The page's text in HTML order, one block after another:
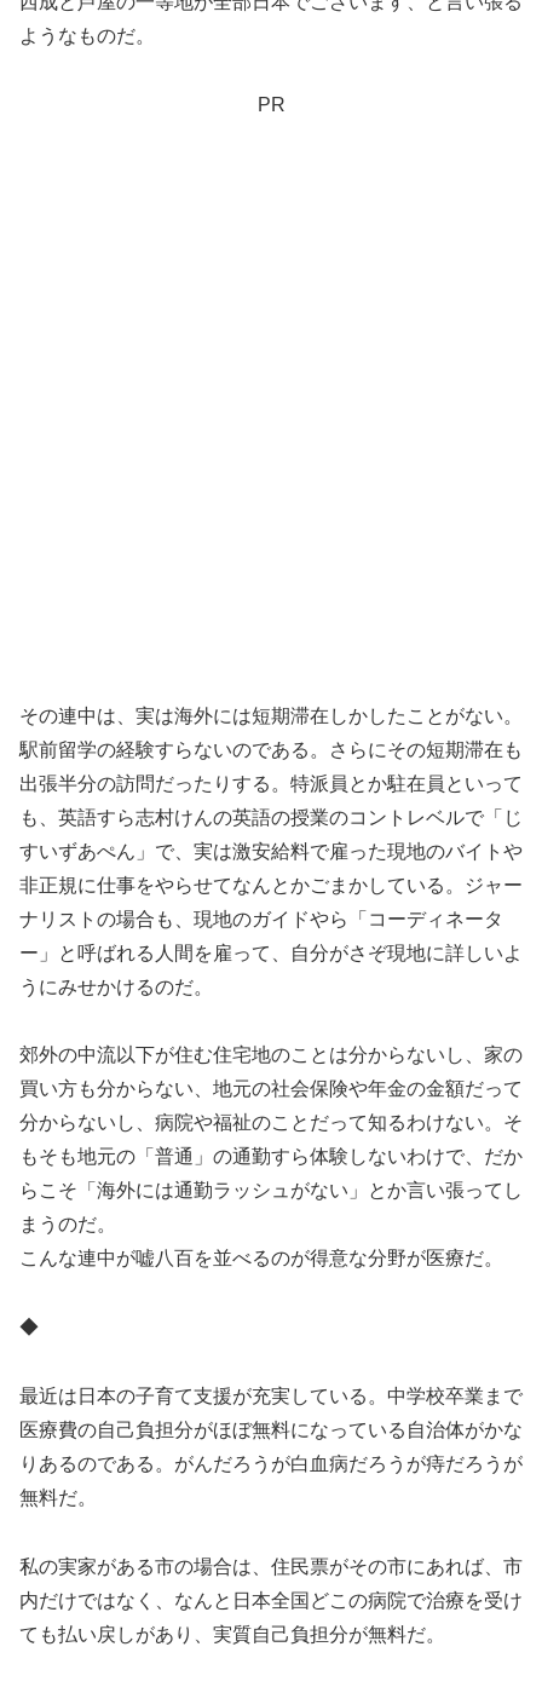
ようなものだ。
PR
その連中は、実は海外には短期滞在しかしたことがない。
駅前留学の経験すらないのである。さらにその短期滞在も
出張半分の訪問だったりする。特派員とか駐在員といって
も、英語すら志村けんの英語の授業のコントレベルで「じ
すいずあぺん」で、実は激安給料で雇った現地のバイトや
非正規に仕事をやらせてなんとかごまかしている。ジャー
ナリストの場合も、現地のガイドやら「コーディネータ
ー」と呼ばれる人間を雇って、自分がさぞ現地に詳しいよ
うにみせかけるのだ。
郊外の中流以下が住む住宅地のことは分からないし、家の
買い方も分からない、地元の社会保険や年金の金額だって
分からないし、病院や福祉のことだって知るわけない。そ
もそも地元の「普通」の通勤すら体験しないわけで、だか
らこそ「海外には通勤ラッシュがない」とか言い張ってし
まうのだ。
こんな連中が嘘八百を並べるのが得意な分野が医療だ。
◆
最近は日本の子育て支援が充実している。中学校卒業まで
医療費の自己負担分がほぼ無料になっている自治体がかな
りあるのである。がんだろうが白血病だろうが痔だろうが
無料だ。
私の実家がある市の場合は、住民票がその市にあれば、市
内だけではなく、なんと日本全国どこの病院で治療を受け
ても払い戻しがあり、実質自己負担分が無料だ。